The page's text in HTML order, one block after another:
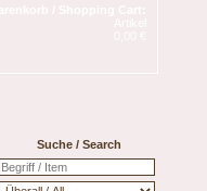
Suche / Search